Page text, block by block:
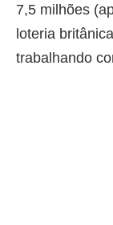
7,5 milhões
loteria
trabalhando